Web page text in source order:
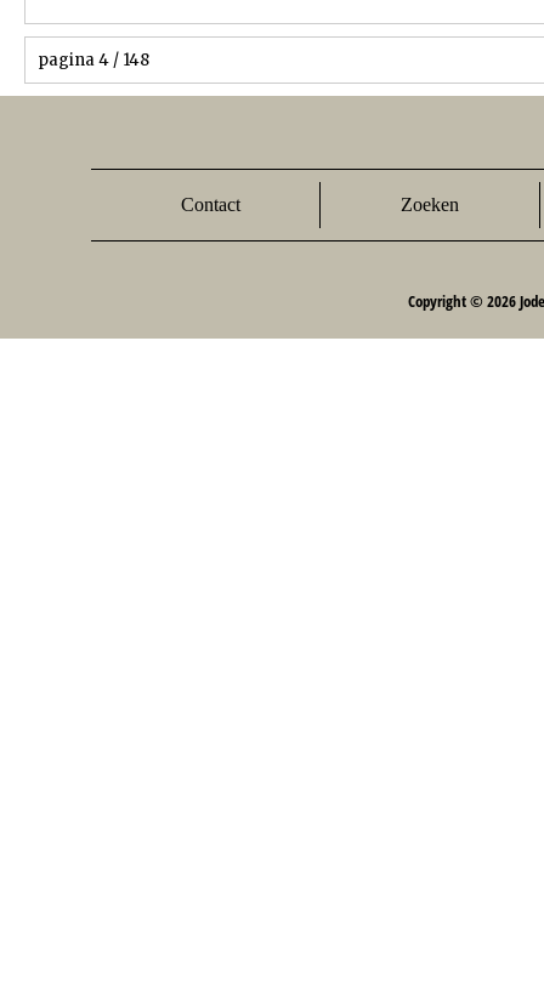
pagina 4 / 148
Contact Zoeken
Copyright © 2026